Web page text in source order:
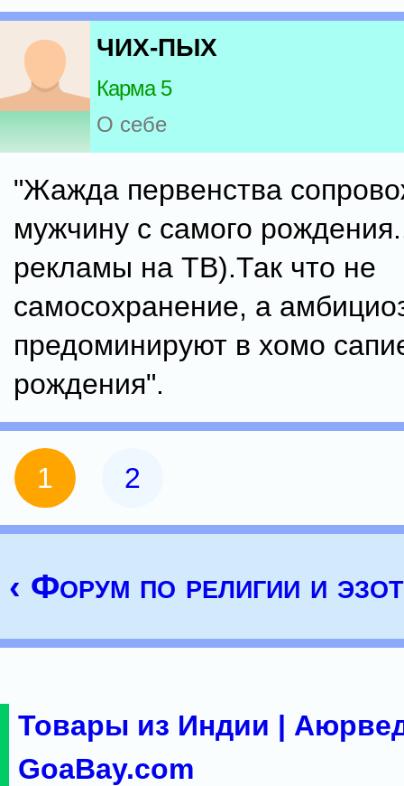
ЧИХ-ПЫХ
Карма 5
О себе
"Жажда первенства
мужчину с самого
рекламы на ТВ).Так что не
самосохранение, а
предоминируют в хомо
рождения".
1 2
‹ Форум по религии и
Товары из Индии |
GoaBay.com